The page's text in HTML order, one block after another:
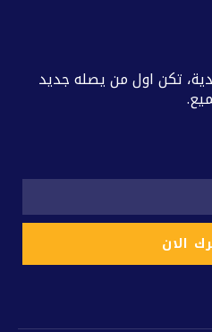
تكن اول من يصله جديد